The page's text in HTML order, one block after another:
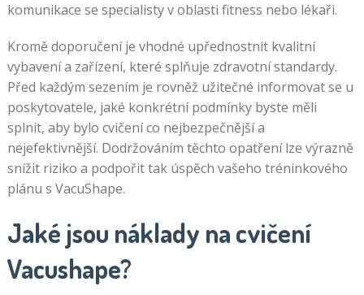
komunikace se specialisty v oblasti fitness nebo lékaři.
Kromě doporučení je vhodné upřednostnit kvalitní
vybavení a zařízení, které splňuje zdravotní standardy.
Před každým sezením je rovněž užitečné informovat se u
poskytovatele, jaké konkrétní podmínky byste měli
splnit, aby bylo cvičení co nejbezpečnější a
nejefektivnější. Dodržováním těchto opatření lze výrazně
snížit riziko a podpořit tak úspěch vašeho tréninkového
plánu s VacuShape.
Jaké jsou náklady na cvičení
Vacushape?